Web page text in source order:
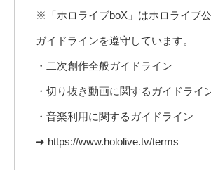
※「ホロライブboX」はホロライブ
ガイドラインを遵守しています。
・二次創作全般ガイドライン
・切り抜き動画に関するガイドライ
・音楽利用に関するガイドライン
➜ https://www.hololive.tv/terms